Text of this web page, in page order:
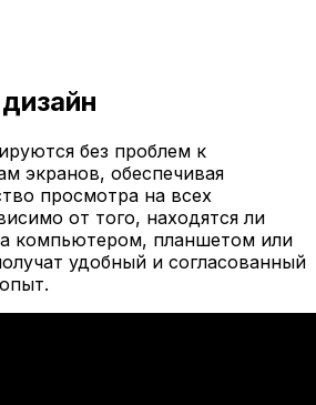
без проблем к
экранов, обеспечивая
просмотра на всех
от того, находятся ли
компьютером, планшетом или
удобный и согласованный